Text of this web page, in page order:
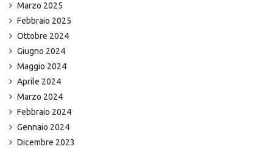
Marzo 2025
Febbraio 2025
Ottobre 2024
Giugno 2024
Maggio 2024
Aprile 2024
Marzo 2024
Febbraio 2024
Gennaio 2024
Dicembre 2023